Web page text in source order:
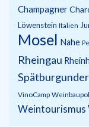
Champagner
Löwenstein Italien
Mosel Nahe
Rheingau
Spätburgunder
VinoCamp
Weintourismus